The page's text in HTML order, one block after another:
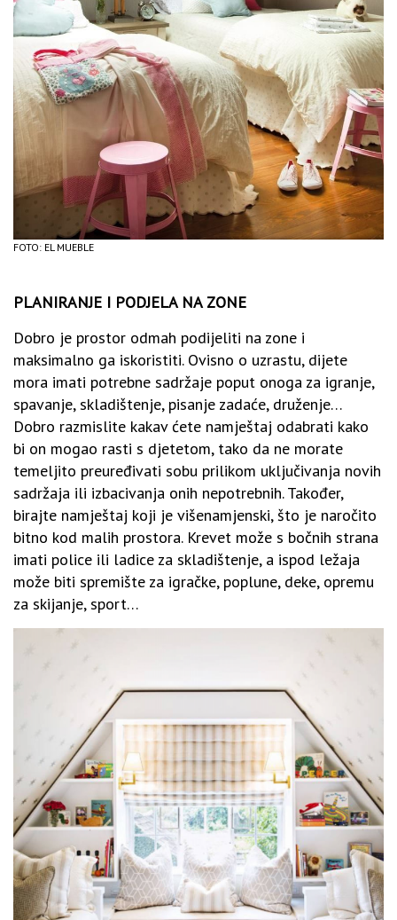
FOTO: EL MUEBLE
PLANIRANJE I PODJELA NA ZONE
Dobro je prostor odmah podijeliti na zone i
maksimalno ga iskoristiti. Ovisno o uzrastu, dijete
mora imati potrebne sadržaje poput onoga za igranje,
spavanje, skladištenje, pisanje zadaće, druženje…
Dobro razmislite kakav ćete namještaj odabrati kako
bi on mogao rasti s djetetom, tako da ne morate
temeljito preuređivati sobu prilikom uključivanja novih
sadržaja ili izbacivanja onih nepotrebnih. Također,
birajte namještaj koji je višenamjenski, što je naročito
bitno kod malih prostora. Krevet može s bočnih strana
imati police ili ladice za skladištenje, a ispod ležaja
može biti spremište za igračke, poplune, deke, opremu
za skijanje, sport…